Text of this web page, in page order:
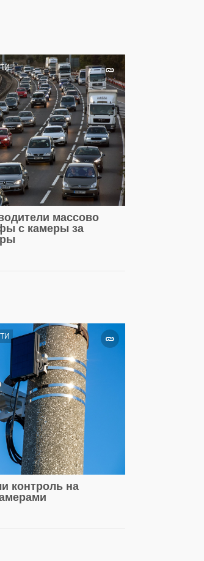
массово
с камеры за
контроль на